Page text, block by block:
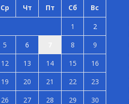
Ср Чт Пт Сб Вс
1
2
5 6 8
9
12 13 14 15
16
19 20 21 22
23
26 27 28 29 30